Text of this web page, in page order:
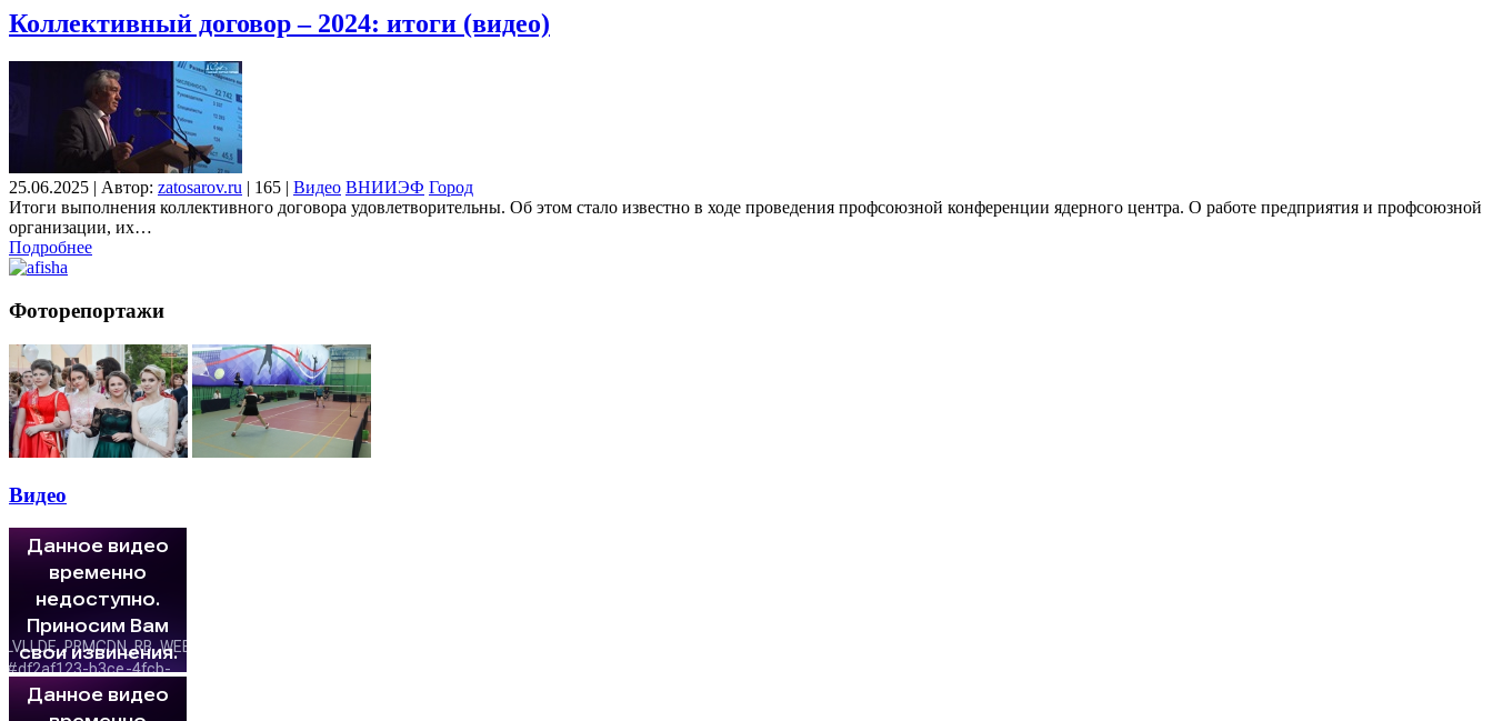
Коллективный договор – 2024: итоги (видео)
25.06.2025 | Автор: zatosarov.ru | 165 | Видео ВНИИЭФ Город
Итоги выполнения коллективного договора удовлетворительны. Об этом стало известно в ходе проведения профсоюзной конференции ядерного центра. О работе предприятия и профсоюзной
организации, их…
Подробнее
Фоторепортажи
Видео